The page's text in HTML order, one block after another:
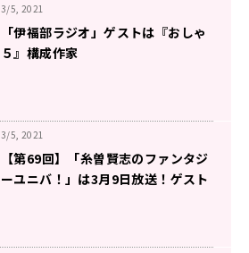
3/5, 2021
「伊福部ラジオ」ゲストは『おしゃ
５』構成作家
3/5, 2021
【第69回】「糸曽賢志のファンタジ
ーユニバ！」は3月9日放送！ゲスト